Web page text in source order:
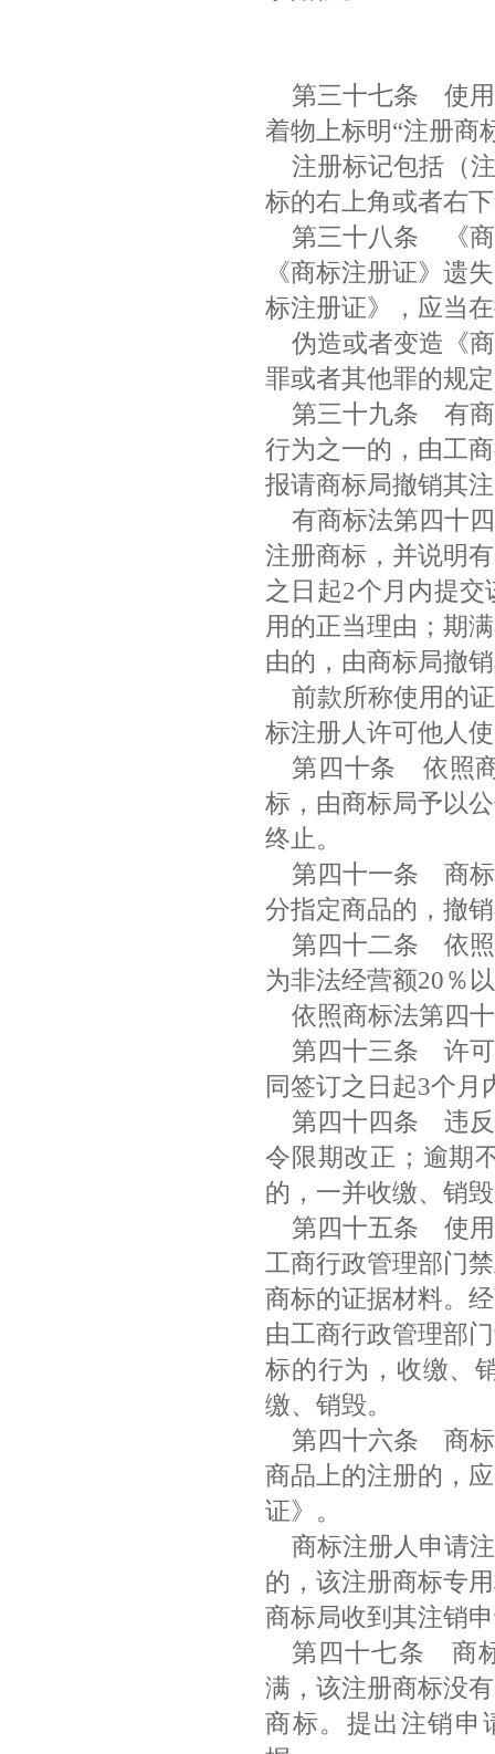
第三十七条 使用
着物上标明“注册商
注册标记包括（
标的右上角或者右
第三十八条 《商
《商标注册证》遗
标注册证》，应当
伪造或者变造《
罪或者其他罪的规
第三十九条 有商
行为之一的，由工
报请商标局撤销其
有商标法第四十
注册商标，并说明
之日起2个月内提
用的正当理由；期
由的，由商标局撤
前款所称使用的
标注册人许可他人
第四十条 依照
标，由商标局予以
终止。
第四十一条 商标
分指定商品的，撤
第四十二条 依照
为非法经营额20％
依照商标法第四
第四十三条 许可
同签订之日起3个
第四十四条 违反
令限期改正；逾期
的，一并收缴、销
第四十五条 使用
工商行政管理部门
商标的证据材料。
由工商行政管理部
标的行为，收缴、
缴、销毁。
第四十六条 商标
商品上的注册的，
证》。
商标注册人申请
的，该注册商标专
商标局收到其注销
第四十七条 商
满，该注册商标没
商标。提出注销申